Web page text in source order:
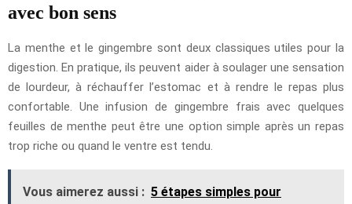
avec bon sens
La menthe et le gingembre sont deux classiques utiles pour la
digestion. En pratique, ils peuvent aider à soulager une sensation
de lourdeur, à réchauffer l’estomac et à rendre le repas plus
confortable. Une infusion de gingembre frais avec quelques
feuilles de menthe peut être une option simple après un repas
trop riche ou quand le ventre est tendu.
Vous aimerez aussi : 5 étapes simples pour